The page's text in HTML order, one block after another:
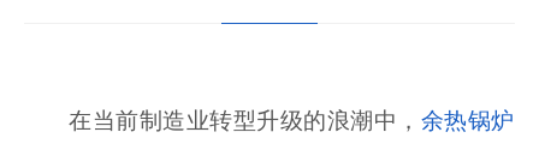
在当前制造业转型升级的浪潮中， 余热锅炉